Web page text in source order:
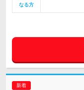
なる方